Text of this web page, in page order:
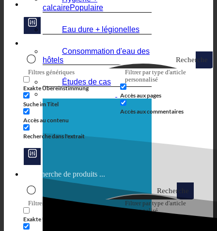
Recherche
Filtres génériques
Exakte Übereinstimmung
Suche im Titel
Accès au contenu
Recherche dans l'extrait
Filtrer par type d'article
personnalisé
Accès aux pages
Accès aux commentaires
Recherche
Filtres génériques
Exakte Übereinstimmung
Filtrer par type d'article
personnalisé
calcaire
Eau dure + légionelles
Consommation d'eau des
hôtels
Études de cas